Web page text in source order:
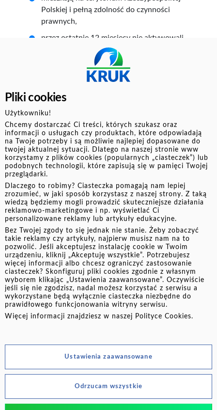
Polskiej i pełną zdolność do czynności
prawnych,
przez ostatnie 12 miesięcy nie aktywowali
automatycznej płatności cyklicznej jako
metody do spłaty swojego zadłużenia,
mają aktywne konto w Systemie e-kruk.pl,
z trakcie trwania akcji aktywują automatyczną
zaakceptują regulamin akcji.
Akcja nie dotyczy Klientów, którzy mają sprawę w
zakresie małych i średnich przedsiębiorstw oraz
zobowiązań zabezpieczonych hipoteką.
Możesz dołączyć do akcji tylko na jednej sprawie
dotyczącej zadłużenia na etapie polubownym z
aktywnym porozumieniem.
Sprawdź, czy spełniasz warunki:regulamin akcji
promocyjnej.
Ważne:
informować na stronie oraz na platformie e-kruk.pl.
Uczestnicy, którym przyznano nagrodę. zostaną o tym
powiadomieni w terminie do 30 dni od spełnienia
Pliki cookies
Użytkowniku!
Chcemy dostarczać Ci treści, których szukasz oraz
informacji o usługach czy produktach, które odpowiadają
na Twoje potrzeby i są możliwie najlepiej dopasowane do
twojej aktualnej sytuacji. Dlatego na naszej stronie www
korzystamy z plików cookies (popularnych „ciasteczek”) lub
podobnych technologii, które zapisują się w pamięci Twojej
przeglądarki.
Dlaczego to robimy? Ciasteczka pomagają nam lepiej
zrozumieć, w jaki sposób korzystasz z naszej strony. Z taką
wiedzą będziemy mogli prowadzić skuteczniejsze działania
reklamowo-marketingowe i np. wyświetlać Ci
personalizowane reklamy lub artykuły edukacyjne.
Bez Twojej zgody to się jednak nie stanie. Żeby zobaczyć
takie reklamy czy artykuły, najpierw musisz nam na to
pozwolić. Jeśli akceptujesz instalację cookie w Twoim
urządzeniu, kliknij „Akceptuję wszystkie”. Potrzebujesz
więcej informacji albo chcesz ograniczyć zastosowanie
ciasteczek? Skonfiguruj pliki cookies zgodnie z własnym
wyborem klikając „Ustawienia zaawansowane”. Oczywiście
jeśli się nie zgodzisz, nadal możesz korzystać z serwisu a
wykorzystane będą wyłącznie ciasteczka niezbędne do
prawidłowego funkcjonowania witryny serwisu.
Więcej informacji znajdziesz w naszej Polityce Cookies.
Ustawienia zaawansowane
Odrzucam wszystkie